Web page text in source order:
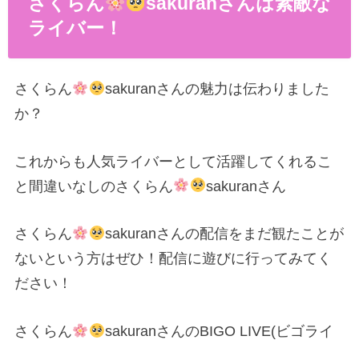
ライバー！
さくらん
sakuranさんの魅力は伝わりました
か？
これからも人気ライバーとして活躍してくれるこ
と間違いなしのさくらん
sakuranさん
さくらん
sakuranさんの配信をまだ観たことが
ないという方はぜひ！配信に遊びに行ってみてく
ださい！
さくらん
sakuranさんのBIGO LIVE(ビゴライ